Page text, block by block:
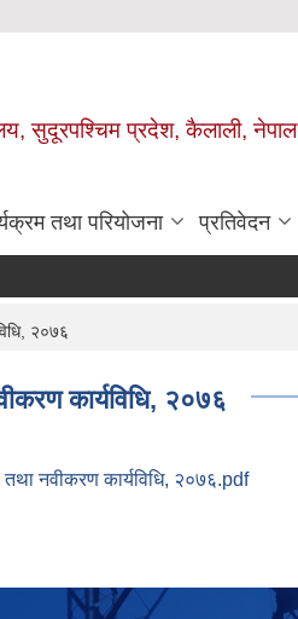
सुदूरपश्चिम प्रदेश, कैलाली, नेपाल
तथा परियोजना प्रतिवेदन
२०७६
कार्यविधि, २०७६
तथा नवीकरण कार्यविधि, २०७६.pdf